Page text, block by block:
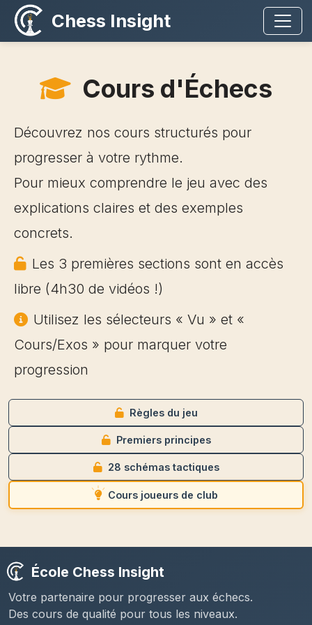
Chess Insight
Cours d'Échecs
Découvrez nos cours structurés pour
progresser à votre rythme.
Pour mieux comprendre le jeu avec des
explications claires et des exemples
concrets.
Les 3 premières sections sont en accès
libre (4h30 de vidéos !)
Utilisez les sélecteurs « Vu » et «
Cours/Exos » pour marquer votre
progression
Règles du jeu
Premiers principes
28 schémas tactiques
Cours joueurs de club
École Chess Insight
Votre partenaire pour progresser aux échecs.
Des cours de qualité pour tous les niveaux.